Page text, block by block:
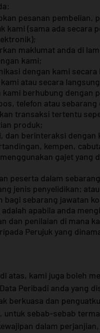
pesanan pembelian,
kami (sama ada secara
maklumat anda di
kami;
dengan kami
atau secara
kami berhubung dengan
telefon atau sebarang
transaksi tertentu
produk;
dan berinteraksi dengan
kempen,
gajet yang
peserta dalam
jenis penyelidikan; atau
bagi sebarang jawatan
apabila anda
dan penilaian di mana
Perujuk yang
atas, kami juga boleh
Peribadi anda yang
berkuasa dan
untuk sebab-sebab
dalam